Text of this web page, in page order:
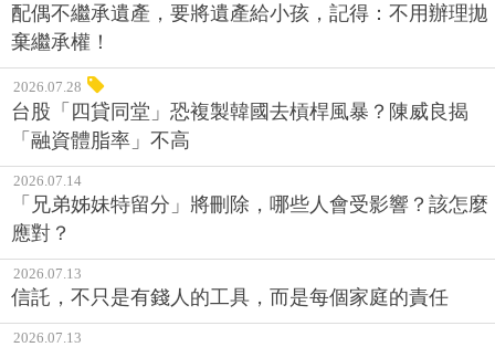
配偶不繼承遺產，要將遺產給小孩，記得：不用辦理拋
棄繼承權！
2026.07.28
台股「四貸同堂」恐複製韓國去槓桿風暴？陳威良揭
「融資體脂率」不高
2026.07.14
「兄弟姊妹特留分」將刪除，哪些人會受影響？該怎麼
應對？
2026.07.13
信託，不只是有錢人的工具，而是每個家庭的責任
2026.07.13